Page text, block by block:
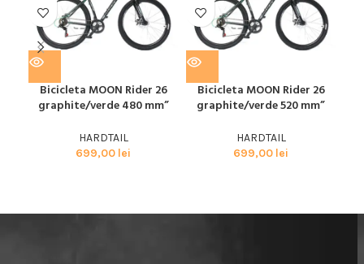
Bicicleta MOON Rider 26
graphite/verde 480 mm”
HARDTAIL
699,00 lei
Bicicleta MOON Rider 26
graphite/verde 520 mm”
HARDTAIL
699,00 lei